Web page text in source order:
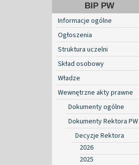
BIP PW
Informacje ogólne
Ogłoszenia
Struktura uczelni
Skład osobowy
Władze
Wewnętrzne akty prawne
Dokumenty ogólne
Dokumenty Rektora PW
Decyzje Rektora
2026
2025